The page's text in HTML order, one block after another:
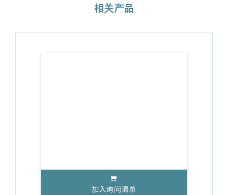
相关产品
加入询问清单